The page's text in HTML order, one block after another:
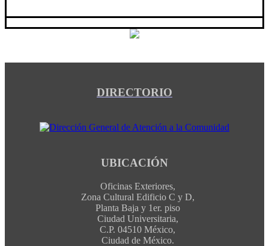
DIRECTORIO
UBICACIÓN
Oficinas Exteriores,
Zona Cultural Edificio C y D,
Planta Baja y 1er. piso
Ciudad Universitaria,
C.P. 04510 México,
Ciudad de México.